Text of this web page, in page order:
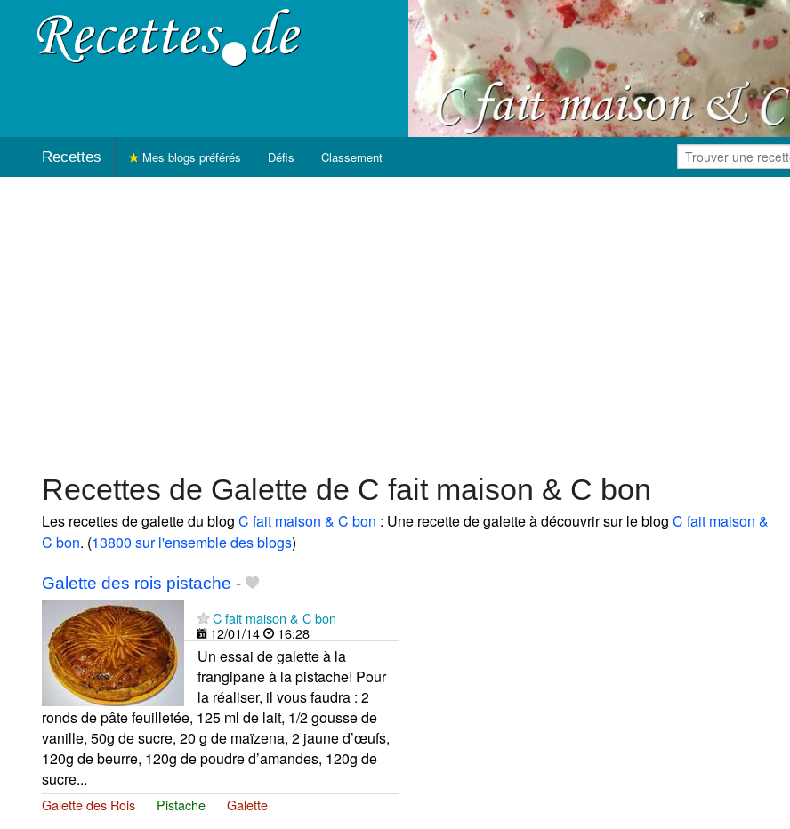
Recettes Mes blogs préférés Défis Classement
Recettes de Galette de C fait maison & C bon
Les recettes de galette du blog C fait maison & C bon : Une recette de galette à découvrir sur le blog C fait maison &
C bon. (13800 sur l'ensemble des blogs)
Galette des rois pistache -
C fait maison & C bon
12/01/14
16:28
Un essai de galette à la
frangipane à la pistache! Pour
la réaliser, il vous faudra : 2
ronds de pâte feuilletée, 125 ml de lait, 1/2 gousse de
vanille, 50g de sucre, 20 g de maïzena, 2 jaune d’œufs,
120g de beurre, 120g de poudre d’amandes, 120g de
sucre...
Galette des Rois Pistache Galette